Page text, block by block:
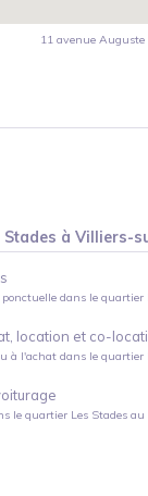
11 avenue
Stades àVilliers-
dans le quartier
location et co-
à l'achatdans le quartier
le quartier Les Stadesau